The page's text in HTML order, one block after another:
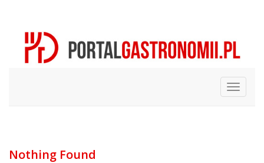
Nothing Found